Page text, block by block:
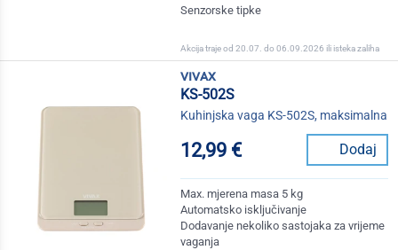
Senzorske tipke
Akcija traje od 20.07. do 06.09.2026 ili isteka zaliha
vivax
KS-502S
Kuhinjska vaga KS-502S, maksimalna
12,99 € Dodaj
Max. mjerena masa 5 kg
Automatsko isključivanje
Dodavanje nekoliko sastojaka za vrijeme
vaganja